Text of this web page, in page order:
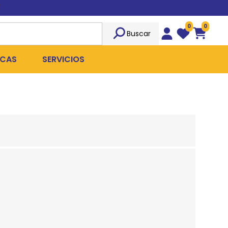
Buscar
SERVICIOS
Wishlist
0
Carrito
0